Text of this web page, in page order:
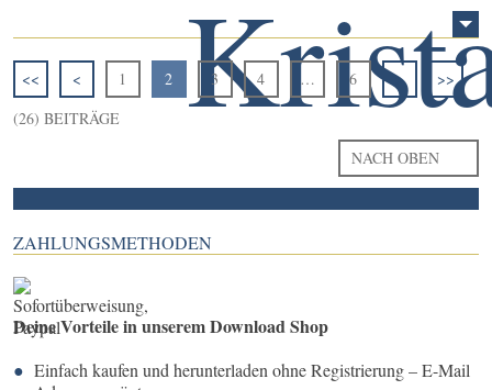
<< < 1 2 3 4 … 6 >
>>
(26) BEITRÄGE
NACH OBEN
ZAHLUNGSMETHODEN
Deine Vorteile in unserem Download Shop
Einfach kaufen und herunterladen ohne Registrierung – E-Mail